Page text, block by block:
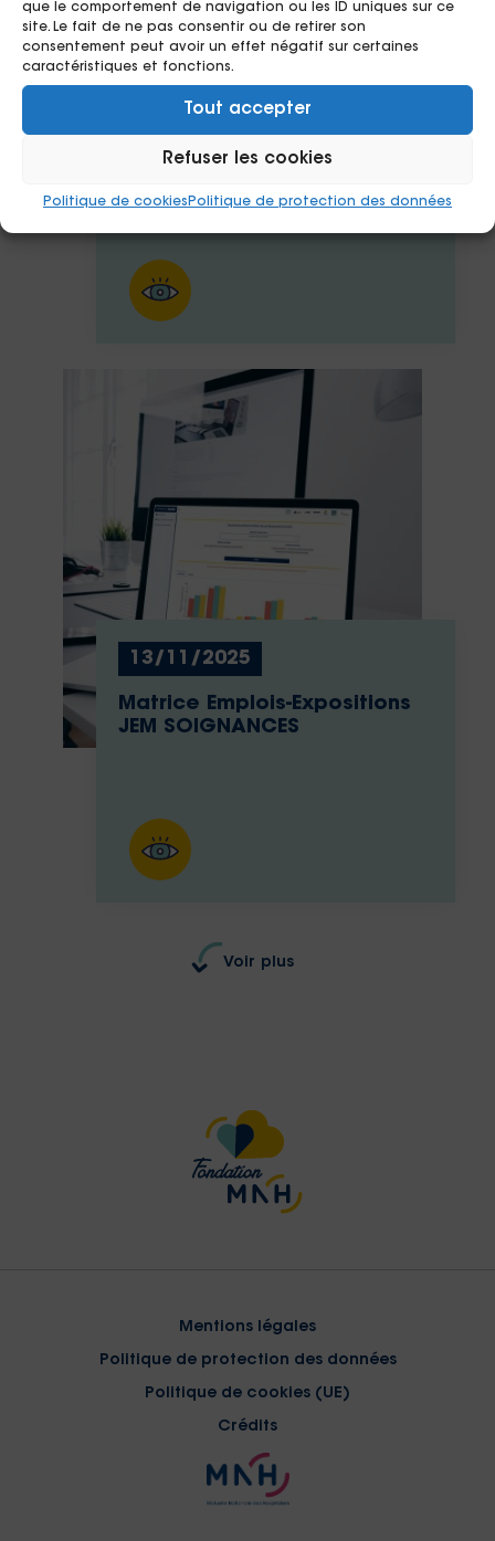
que le comportement de navigation ou les ID uniques sur ce
site. Le fait de ne pas consentir ou de retirer son
consentement peut avoir un effet négatif sur certaines
caractéristiques et fonctions.
Tout accepter
Refuser les cookies
Politique de cookies Politique de protection des données
26/01/2026
Questionnaire VALORIS –
Volet sanitaire
13/11/2025
Matrice Emplois-Expositions
JEM SOIGNANCES
Voir plus
Mentions légales
Politique de protection des données
Politique de cookies (UE)
Crédits